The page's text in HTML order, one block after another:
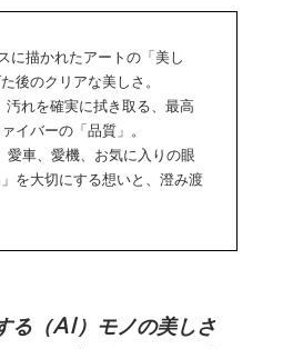
に描かれたアートの「美し
後のクリアな美しさ。
汚れを確実に拭き取る、最高
イバーの「品質」。
愛車、愛機、お気に入りの眼
を大切にする想いと、澄み渡
る（AI）モノの美しさ